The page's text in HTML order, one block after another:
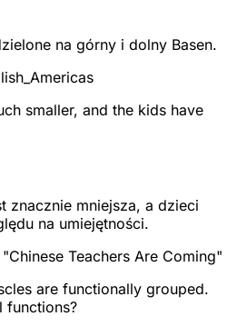
na górny i dolny Basen.
smaller, and the kids have
znacznie mniejsza, a dzieci
na umiejętności.
Teachers Are Coming"
are functionally grouped.
functions?